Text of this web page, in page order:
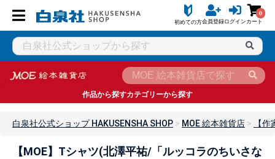
初めての方会員登録ログイン
0
カート
作品から探すカテゴリーから探す
白泉社公式ショップ HAKUSENSHA SHOP MOE 絵本雑貨店 【
【MOE】Tシャツ(北澤平祐/「ルッコラのちいさな